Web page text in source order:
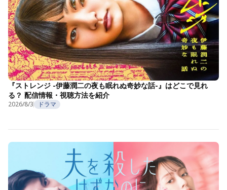
『ストレンジ -伊藤潤二の夜も眠れぬ奇妙な話-』はどこで見れ
る？ 配信情報・視聴方法を紹介
2026/8/3 ドラマ